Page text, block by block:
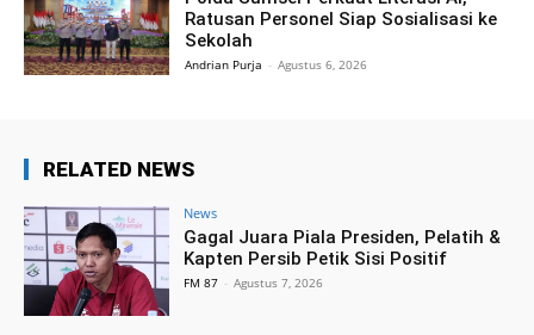
Ratusan Personel Siap Sosialisasi ke
Sekolah
Andrian Purja - Agustus 6, 2026
RELATED NEWS
News
Gagal Juara Piala Presiden, Pelatih &
Kapten Persib Petik Sisi Positif
FM 87 - Agustus 7, 2026